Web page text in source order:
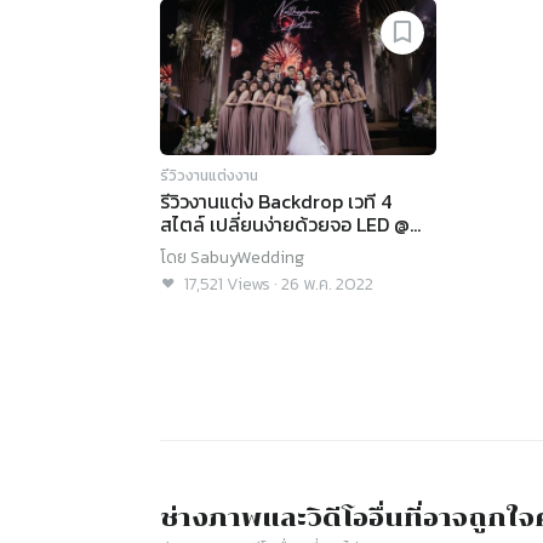
รีวิวงานแต่งงาน
รีวิวงานแต่ง Backdrop เวที 4
สไตล์ เปลี่ยนง่ายด้วยจอ LED @
Novotel Bangkok Future Park
Rangsit
โดย SabuyWedding
17,521 Views ·26 พ.ค. 2022
ช่างภาพและวิดีโออื่นที่อาจถูกใ